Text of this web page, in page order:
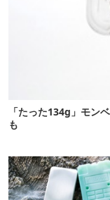
「たった134g」モン
も